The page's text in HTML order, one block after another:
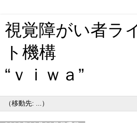
視覚障がい者ラ
ト機構
“ｖｉｗａ”